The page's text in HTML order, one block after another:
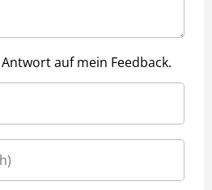
auf mein Feedback.